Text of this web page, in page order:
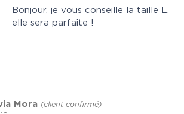
Bonjour, je vous conseille la taille L,
elle sera parfaite !
Mora (client confirmé) –